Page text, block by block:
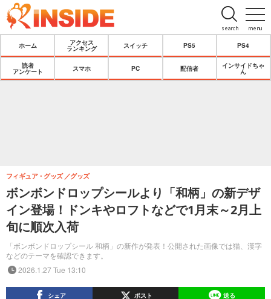
menu
search
ホーム
アクセス
ランキング
スイッチ PS5 PS4
読者
アンケート
スマホ PC 配信者
インサイドちゃ
ん
ボンボンドロップシールより「和柄」の新デザ
イン登場！ドンキやロフトなどで1月末～2月上
旬に順次入荷
「ボンボンドロップシール 和柄」の新作が発表！公開された画像では猫、漢字
などのテーマを確認できます。
フィギュア・グッズ グッズ
2026.1.27 Tue 13:10
シェア ポスト 送る